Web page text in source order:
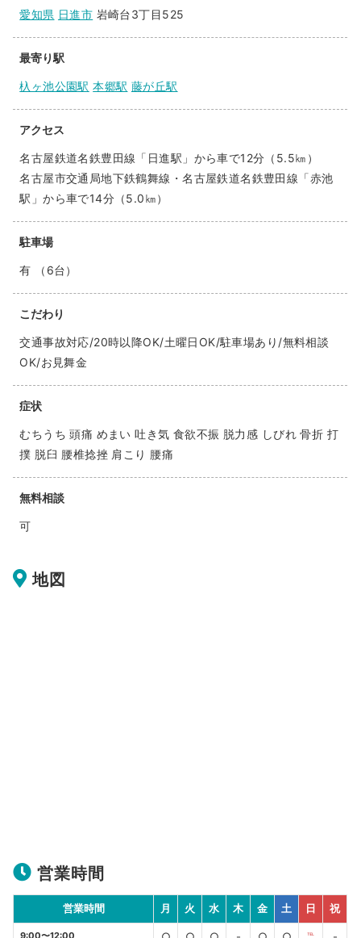
愛知県 日進市 岩崎台3丁目525
最寄り駅
杁ヶ池公園駅 本郷駅 藤が丘駅
アクセス
名古屋鉄道名鉄豊田線「日進駅」から車で12分（5.5㎞）
名古屋市交通局地下鉄鶴舞線・名古屋鉄道名鉄豊田線「赤池
駅」から車で14分（5.0㎞）
駐車場
有 （6台）
こだわり
交通事故対応/20時以降OK/土曜日OK/駐車場あり/無料相談
OK/お見舞金
症状
むちうち 頭痛 めまい 吐き気 食欲不振 脱力感 しびれ 骨折 打
撲 脱臼 腰椎捻挫 肩こり 腰痛
無料相談
可
地図
営業時間
営業時間 月 火 水 木 金 土 日 祝
9:00〜12:00